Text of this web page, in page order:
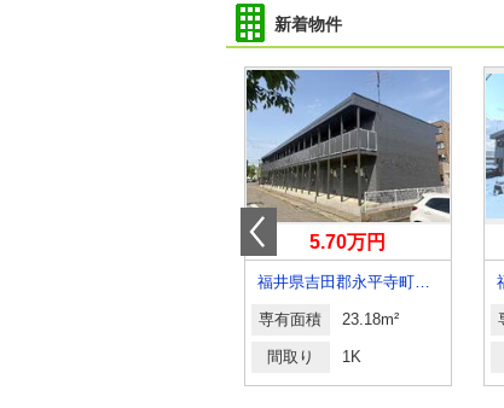
新着物件
5.70万円
福井県吉田郡永平寺町松岡御公領
専有面積 23.18m²
間取り 1K